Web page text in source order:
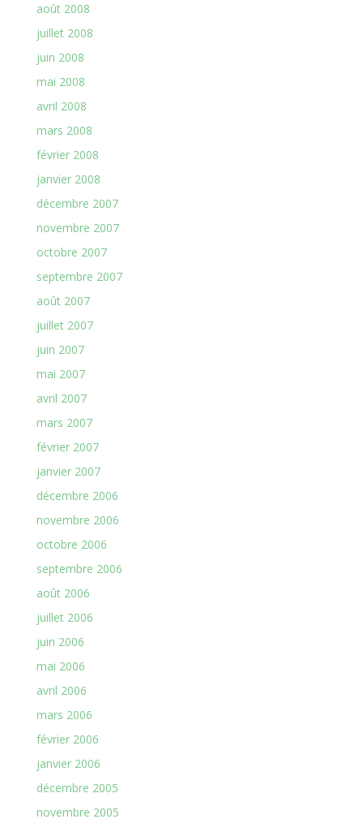
août 2008
juillet 2008
juin 2008
mai 2008
avril 2008
mars 2008
février 2008
janvier 2008
décembre 2007
novembre 2007
octobre 2007
septembre 2007
août 2007
juillet 2007
juin 2007
mai 2007
avril 2007
mars 2007
février 2007
janvier 2007
décembre 2006
novembre 2006
octobre 2006
septembre 2006
août 2006
juillet 2006
juin 2006
mai 2006
avril 2006
mars 2006
février 2006
janvier 2006
décembre 2005
novembre 2005